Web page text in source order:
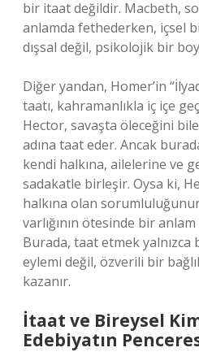
bir itaat değildir. Macbeth,
anlamda fethederken, içsel
dışsal değil, psikolojik bir
Diğer yandan, Homer’in
taatı, kahramanlıkla iç içe
Hector, savaşta öleceğini
adına taat eder. Ancak
kendi halkına, ailelerine ve
sadakatle birleşir. Oysa ki,
halkına olan
varlığının ötesinde bir anlam
Burada, taat etmek
eylemi değil, özverili bir
kazanır.
İtaat ve Bireysel
Edebiyatın